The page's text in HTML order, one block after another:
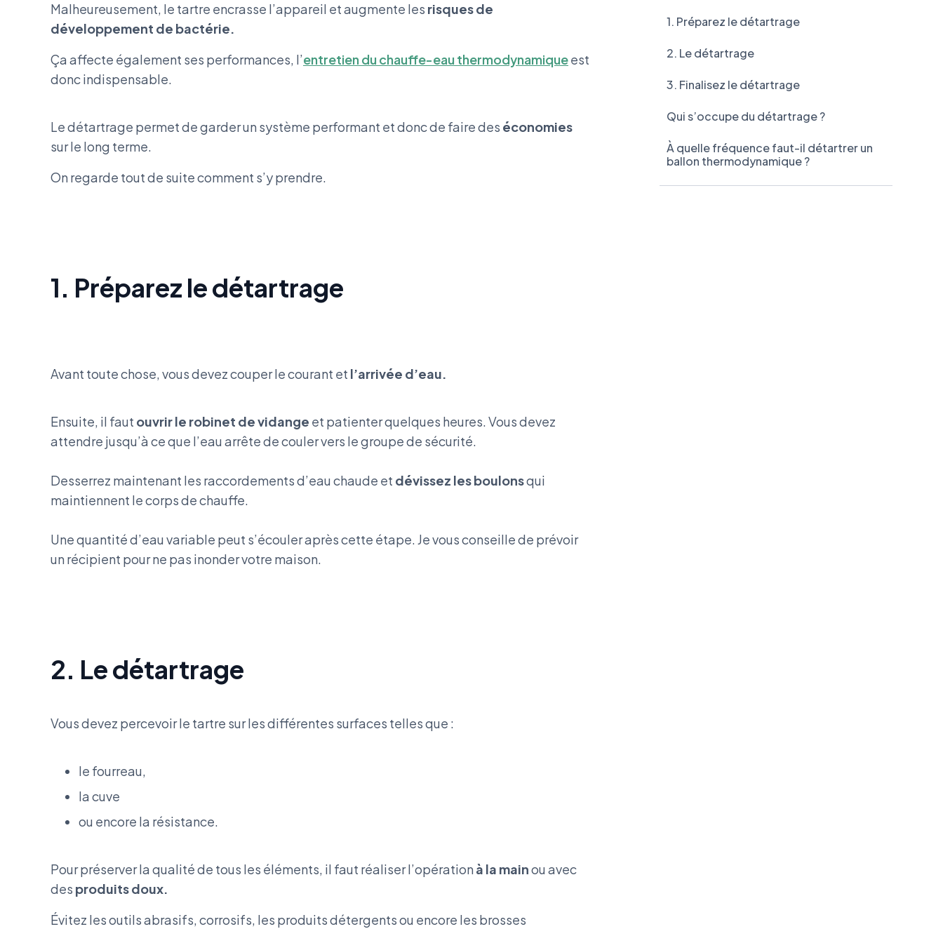
Malheureusement, le tartre encrasse l’appareil et augmente les risques de
développement de bactérie.
Ça affecte également ses performances, l’entretien du chauffe-eau thermodynamiqueest
donc indispensable.
Le détartrage permet de garder un système performant et donc de faire des économies
sur le long terme.
On regarde tout de suite comment s’y prendre.
1. Préparez le détartrage
Avant toute chose, vous devez couper le courant et l’arrivée d’eau.
Ensuite, il faut ouvrir le robinet de vidange et patienter quelques heures. Vous devez
attendre jusqu’à ce que l’eau arrête de couler vers le groupe de sécurité.
Desserrez maintenant les raccordements d’eau chaude et dévissez les boulonsqui
maintiennent le corps de chauffe.
Une quantité d’eau variable peut s’écouler après cette étape. Je vous conseille de prévoir
un récipient pour ne pas inonder votre maison.
2. Le détartrage
Vous devez percevoir le tartre sur les différentes surfaces telles que :
le fourreau,
la cuve
ou encore la résistance.
Pour préserver la qualité de tous les éléments, il faut réaliser l’opération à la mainou avec
des produits doux.
Évitez les outils abrasifs, corrosifs, les produits détergents ou encore les brosses
1. Préparez le détartrage
2. Le détartrage
3. Finalisez le détartrage
Qui s’occupe du détartrage ?
À quelle fréquence faut-il détartrer un
ballon thermodynamique ?